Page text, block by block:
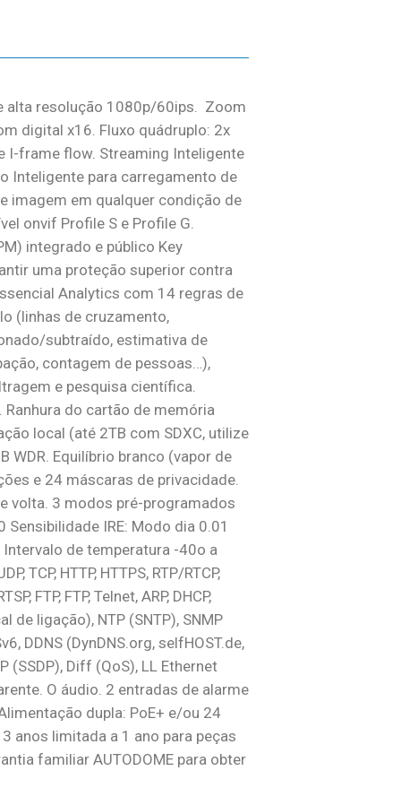
alta resolução 1080p/60ips. Zoom
digital x16. Fluxo quádruplo: 2x
I-frame flow. Streaming Inteligente
Inteligente para carregamento de
imagem em qualquer condição de
onvif Profile S e Profile G.
integrado e público Key
uma proteção superior contra
Analytics com 14 regras de
(linhas de cruzamento,
subtraído, estimativa de
contagem de pessoas…),
e pesquisa científica.
Ranhura do cartão de memória
local (até 2TB com SDXC, utilize
WDR. Equilíbrio branco (vapor de
e 24 máscaras de privacidade.
volta. 3 modos pré-programados
IRE: Modo dia 0.01
de temperatura -40o a
TCP, HTTP, HTTPS, RTP/RTCP,
FTP, FTP, Telnet, ARP, DHCP,
de ligação), NTP (SNTP), SNMP
DDNS (DynDNS.org, selfHOST.de,
(SSDP), Diff (QoS), LL Ethernet
O áudio. 2 entradas de alarme
dupla: PoE+ e/ou 24
anos limitada a 1 ano para peças
familiar AUTODOME para obter